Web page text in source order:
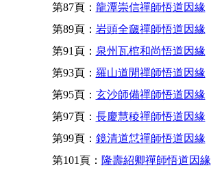
第87頁： 龍潭崇信禪師悟道因緣
第89頁： 岩頭全奯禪師悟道因緣
第91頁： 泉州瓦棺和尚悟道因緣
第93頁： 羅山道閒禪師悟道因緣
第95頁： 玄沙師備禪師悟道因緣
第97頁： 長慶慧稜禪師悟道因緣
第99頁： 鏡清道怤禪師悟道因緣
第101頁： 隆壽紹卿禪師悟道因緣